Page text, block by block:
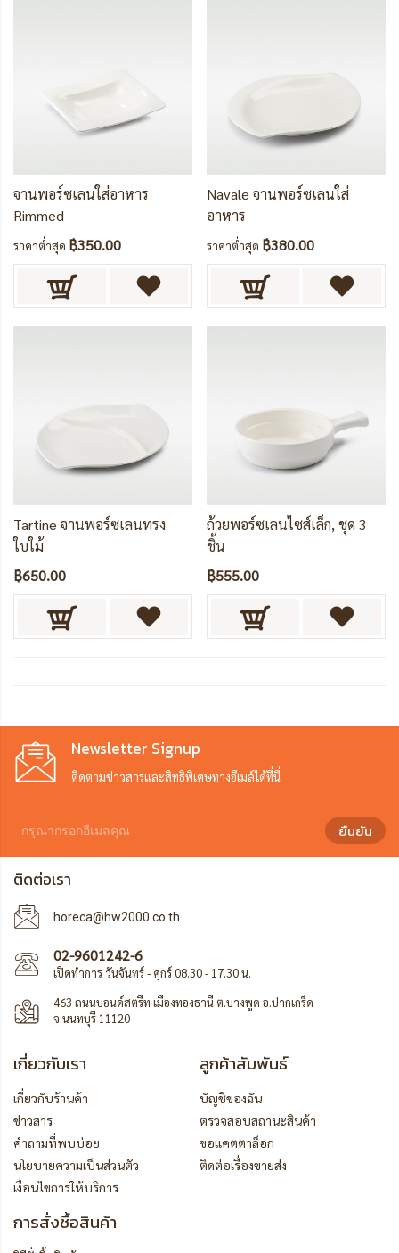
จานพอร์ซเลนใส่อาหาร
Rimmed
ราคาต่ำสุด ฿350.00
Navale จานพอร์ซเลนใส่
อาหาร
ราคาต่ำสุด ฿380.00
Tartine จานพอร์ซเลนทรง
ใบใม้
฿650.00
ถ้วยพอร์ซเลนไซส์เล็ก, ชุด 3
ชิ้น
฿555.00
Newsletter Signup
ติดตามข่าวสารและสิทธิพิเศษทางอีเมล์ได้ที่นี่
ยืนยัน
ติดต่อเรา
horeca@hw2000.co.th
02-9601242-6
เปิดทำการ วันจันทร์ - ศุกร์ 08.30 - 17.30 น.
463 ถนนบอนด์สตรีท เมืองทองธานี ต.บางพูด อ.ปากเกร็ด
จ.นนทบุรี 11120
เกี่ยวกับเรา
เกี่ยวกับร้านค้า
ข่าวสาร
คำถามที่พบบ่อย
นโยบายความเป็นส่วนตัว
เงื่อนไขการให้บริการ
ลูกค้าสัมพันธ์
บัญชีของฉัน
ตรวจสอบสถานะสินค้า
ขอแคตตาล็อก
ติดต่อเรื่องขายส่ง
การสั่งซื้อสินค้า